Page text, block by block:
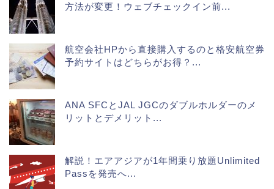
方法が変更！ウェブチェックイン前...
航空会社HPから直接購入するのと格安航空券
予約サイトはどちらがお得？...
ANA SFCとJAL JGCのダブルホルダーのメ
リットとデメリット...
解説！エアアジアが1年間乗り放題Unlimited
Passを発売へ...